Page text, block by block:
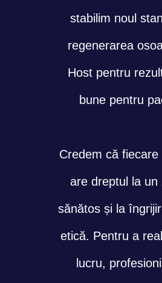
stabilim noul
regenerarea
Host pentru
bune pentru
Credem că fiecare
are dreptul la un
sănătos și la
etică. Pentru a
lucru,